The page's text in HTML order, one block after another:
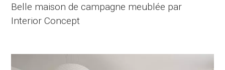
Belle maison de campagne meublée par
Interior Concept